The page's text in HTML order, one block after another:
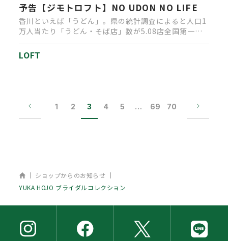
予告【ジモトロフト】NO UDON NO LIFE
香川といえば「うどん」。県の統計調査によると人口1
万人当たり「うどん・そば店」数が5.08店全国第一
位。店舗が多いだけで…
LOFT
1 2 3 4 5 … 69 70
ホーム
ショップからのお知らせ
YUKA HOJO ブライダルコレクション